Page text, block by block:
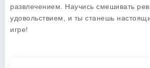
развлечением. Научись смешивать
удовольствием, и ты станешь
игре!